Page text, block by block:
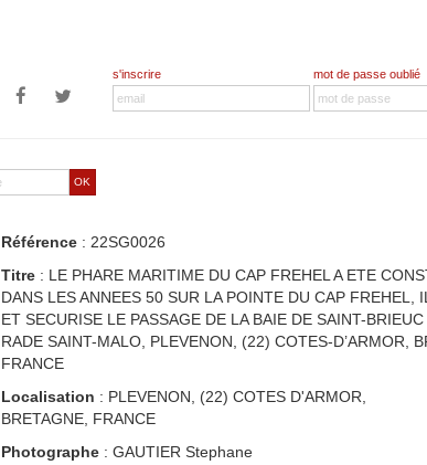
s'inscrire mot de passe oublié
OK
Référence: 22SG0026
Titre: LE PHARE MARITIME DU CAP FREHEL A ETE
DANS LES ANNEES 50 SUR LA POINTE DU CAP FREHEL,
ET SECURISE LE PASSAGE DE LA BAIE DE SAINT-BRIEUC
RADE SAINT-MALO, PLEVENON, (22) COTES-D’ARMOR,
FRANCE
Localisation : PLEVENON, (22) COTES D'ARMOR,
BRETAGNE, FRANCE
Photographe: GAUTIER Stephane